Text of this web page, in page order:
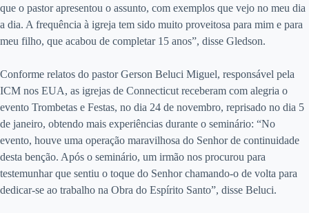
que o pastor apresentou o assunto, com exemplos que vejo no meu dia
a dia. A frequência à igreja tem sido muito proveitosa para mim e para
meu filho, que acabou de completar 15 anos”, disse Gledson.
Conforme relatos do pastor Gerson Beluci Miguel, responsável pela
ICM nos EUA, as igrejas de Connecticut receberam com alegria o
evento Trombetas e Festas, no dia 24 de novembro, reprisado no dia 5
de janeiro, obtendo mais experiências durante o seminário: “No
evento, houve uma operação maravilhosa do Senhor de continuidade
desta benção. Após o seminário, um irmão nos procurou para
testemunhar que sentiu o toque do Senhor chamando-o de volta para
dedicar-se ao trabalho na Obra do Espírito Santo”, disse Beluci.